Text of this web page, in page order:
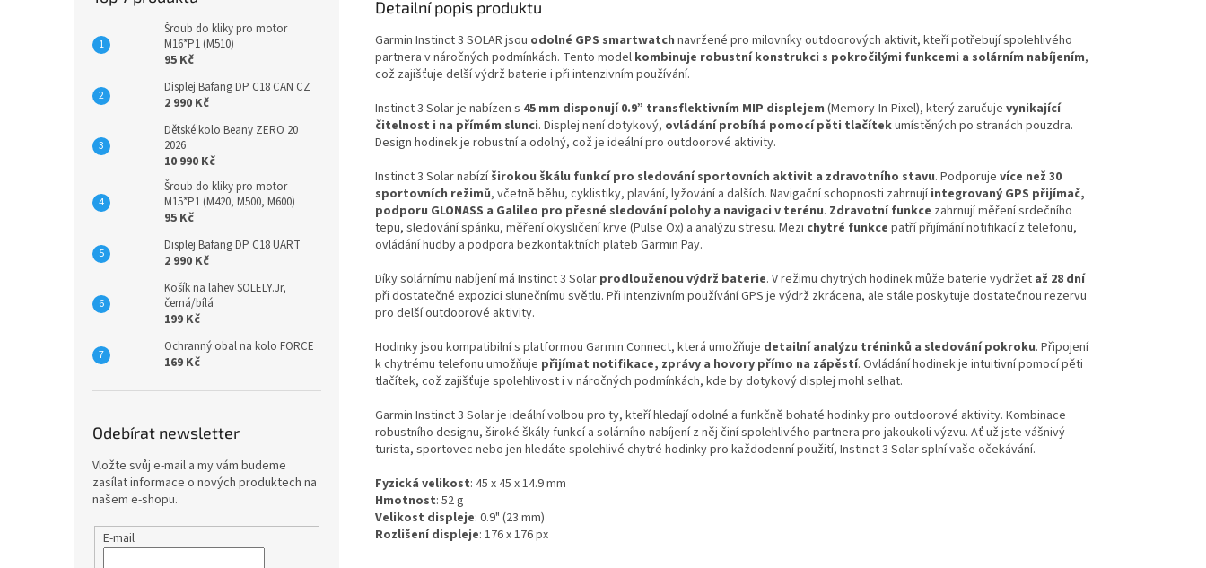
Šroub do kliky pro motor
M16*P1 (M510)
95 Kč
Displej Bafang DP C18 CAN CZ
2 990 Kč
Dětské kolo Beany ZERO 20
2026
10 990 Kč
Šroub do kliky pro motor
M15*P1 (M420, M500, M600)
95 Kč
Displej Bafang DP C18 UART
2 990 Kč
Košík na lahev SOLELY.Jr,
černá/bílá
199 Kč
Ochranný obal na kolo FORCE
169 Kč
Odebírat newsletter
Vložte svůj e-mail a my vám budeme
zasílat informace o nových produktech na
našem e-shopu.
E-mail
Detailní popis produktu
Garmin Instinct 3 SOLAR jsou odolné GPS smartwatch navržené pro milovníky outdoorových aktivit, kteří potřebují spolehlivého
partnera v náročných podmínkách. Tento model kombinuje robustní konstrukci s pokročilými funkcemi a solárním nabíjením,
což zajišťuje delší výdrž baterie i při intenzivním používání.
Instinct 3 Solar je nabízen s 45 mm disponují 0.9” transflektivním MIP displejem (Memory-In-Pixel), který zaručuje vynikající
čitelnost i na přímém slunci. Displej není dotykový, ovládání probíhá pomocí pěti tlačítekumístěných po stranách pouzdra.
Design hodinek je robustní a odolný, což je ideální pro outdoorové aktivity.
Instinct 3 Solar nabízíširokou škálu funkcí pro sledování sportovních aktivit a zdravotního stavu. Podporuje více než 30
sportovních režimů, včetně běhu, cyklistiky, plavání, lyžování a dalších. Navigační schopnosti zahrnujíintegrovaný GPS přijímač,
podporu GLONASS a Galileo pro přesné sledování polohy a navigaci v terénu. Zdravotní funkce zahrnují měření srdečního
tepu, sledování spánku, měření okysličení krve (Pulse Ox) a analýzu stresu. Mezi chytré funkce patří přijímání notifikací z telefonu,
ovládání hudby a podpora bezkontaktních plateb Garmin Pay.
Díky solárnímu nabíjení má Instinct 3 Solar prodlouženou výdrž baterie. V režimu chytrých hodinek může baterie vydržet až 28 dní
při dostatečné expozici slunečnímu světlu. Při intenzivním používání GPS je výdrž zkrácena, ale stále poskytuje dostatečnou rezervu
pro delší outdoorové aktivity.
Hodinky jsou kompatibilní s platformou Garmin Connect, která umožňuje detailní analýzu tréninků a sledování pokroku. Připojení
k chytrému telefonu umožňuje přijímat notifikace, zprávy a hovory přímo na zápěstí. Ovládání hodinek je intuitivní pomocí pěti
tlačítek, což zajišťuje spolehlivost i v náročných podmínkách, kde by dotykový displej mohl selhat.
Garmin Instinct 3 Solar je ideální volbou pro ty, kteří hledají odolné a funkčně bohaté hodinky pro outdoorové aktivity. Kombinace
robustního designu, široké škály funkcí a solárního nabíjení z něj činí spolehlivého partnera pro jakoukoli výzvu. Ať už jste vášnivý
turista, sportovec nebo jen hledáte spolehlivé chytré hodinky pro každodenní použití, Instinct 3 Solar splní vaše očekávání.
Fyzická velikost: 45 x 45 x 14.9 mm
Hmotnost: 52g
Velikost displeje: 0.9" (23 mm)
Rozlišení displeje: 176 x 176 px